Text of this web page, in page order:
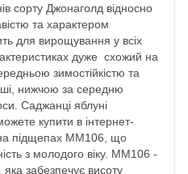
сорту Джонаголд відносно
та характером
для вирощування у всіх
дуже схожий на
зимостійкістю та
нижчою за середню
Саджанці яблуні
купити в інтернет-
на підщепах ММ106, що
з молодого віку. ММ106 -
забезпечує висоту